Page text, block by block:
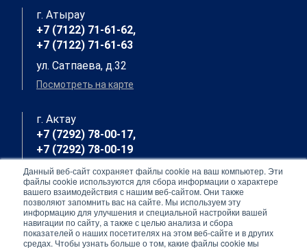
Данный веб-сайт сохраняет файлы cookie на ваш компьютер. Эти
файлы cookie используются для сбора информации о характере
вашего взаимодействия с нашим веб-сайтом. Они также
позволяют запомнить вас на сайте. Мы используем эту
информацию для улучшения и специальной настройки вашей
навигации по сайту, а также с целью анализа и сбора
показателей о наших посетителях на этом веб-сайте и в других
средах. Чтобы узнать больше о том, какие файлы cookie мы
г. Атырау
+7 (7122) 71-61-62,
+7 (7122) 71-61-63
ул. Сатпаева, д.32
Посмотреть на карте
г. Актау
+7 (7292) 78-00-17,
+7 (7292) 78-00-19
7 мкр., д. 23, кв.7
Посмотреть на карте
г. Актобе
+7 (7132) 90-76-01